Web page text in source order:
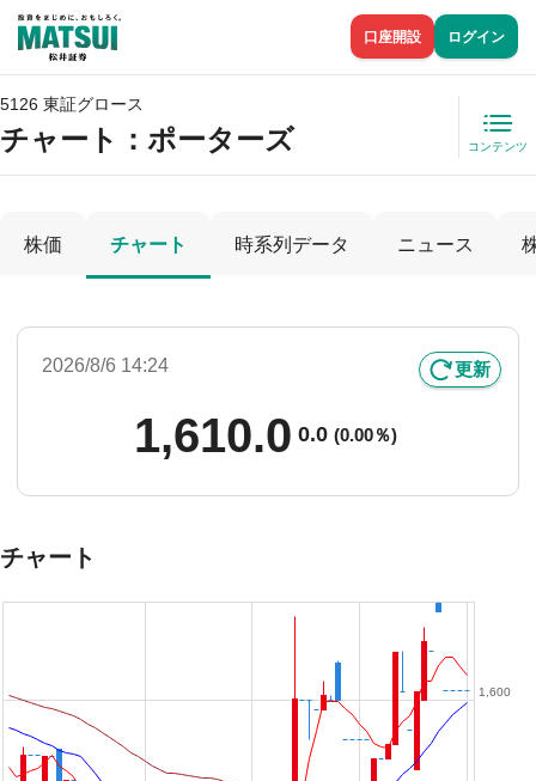
口座開設 ログイン
5126 東証グロース
チャート： ポーターズ コンテンツ
株価 チャート 時系列データ ニュース
2026/8/6 14:24 更新
1,610.0 0.0 (0.00％)
チャート
1,600